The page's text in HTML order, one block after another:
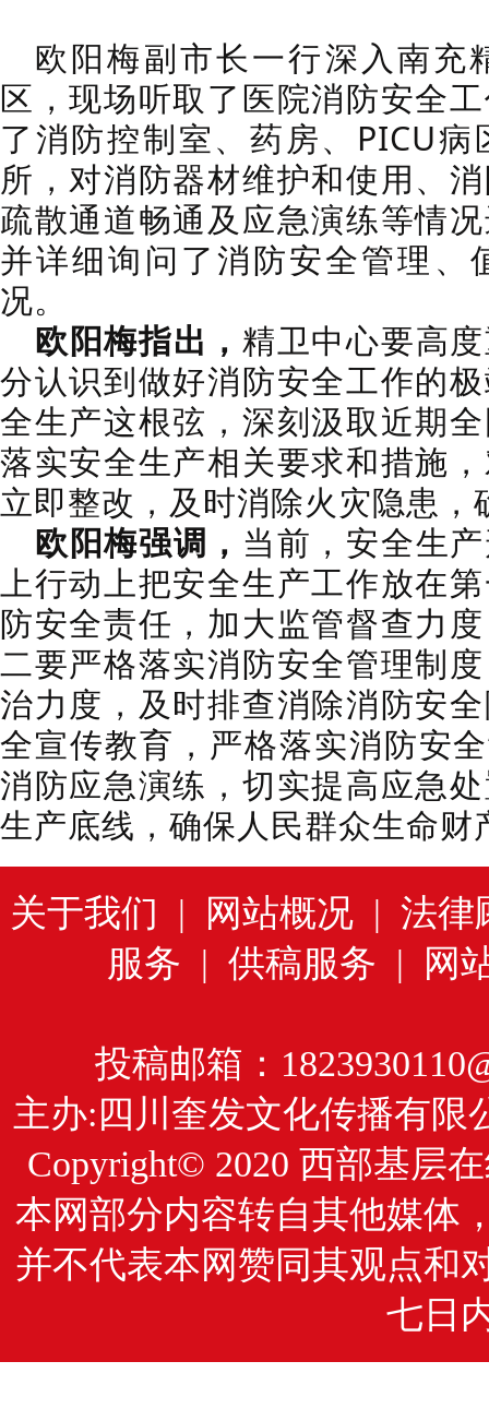
欧阳梅副市长一行深入南充
区，现场听取了医院消防安全
了消防控制室、药房、PICU
所，对消防器材维护和使用、
疏散通道畅通及应急演练等情
并详细询问了消防安全管理、
况。
欧阳梅指出，精卫中心要高
分认识到做好消防安全工作的
全生产这根弦，深刻汲取近期
落实安全生产相关要求和措施
立即整改，及时消除火灾隐患
欧阳梅强调， 当前，安全生
上行动上把安全生产工作放在
防安全责任，加大监管督查力
二要严格落实消防安全管理制
治力度，及时排查消除消防安
全宣传教育，严格落实消防安
消防应急演练，切实提高应急
生产底线，确保人民群众生命财
关于我们 | 网站概况| 法律
服务 | 供稿服务 | 网
投稿邮箱：
主办:四川奎发文化传播有
Copyright© 2020 西部基层
本网部分内容转自其他媒体
并不代表本网赞同其观点和
七日